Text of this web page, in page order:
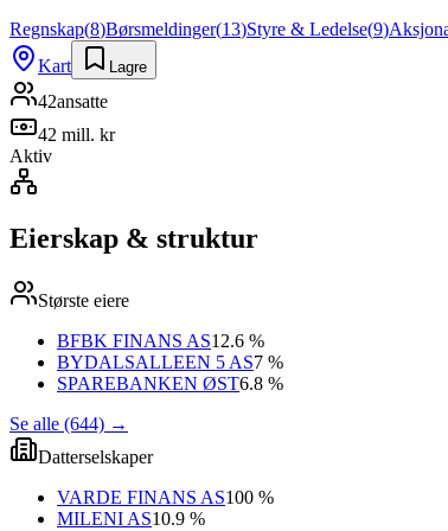
Regnskap(8)Børsmeldinger(13)Styre & Ledelse(9)
Kart
Lagre
42ansatte
42 mill. kr
Aktiv
Eierskap & struktur
Største eiere
BFBK FINANS AS12.6 %
BYDALSALLEEN 5 AS7 %
SPAREBANKEN ØST6.8 %
Se alle (644) →
Datterselskaper
VARDE FINANS AS100 %
MILENI AS10.9 %